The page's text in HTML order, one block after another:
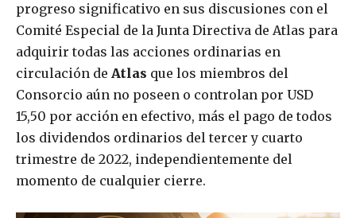
progreso significativo en sus discusiones con el
Comité Especial de la Junta Directiva de Atlas para
adquirir todas las acciones ordinarias en
circulación de Atlas que los miembros del
Consorcio aún no poseen o controlan por USD
15,50 por acción en efectivo, más el pago de todos
los dividendos ordinarios del tercer y cuarto
trimestre de 2022, independientemente del
momento de cualquier cierre.